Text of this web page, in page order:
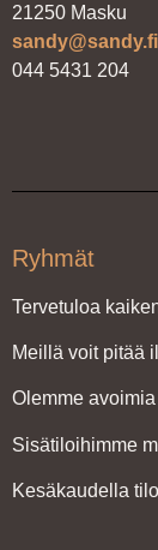
21250 Masku
sandy@sandy.fi
044 5431 204
Ryhmät
Tervetuloa
Meillä voit pitää
Olemme
Sisätiloihimme
Kesäkaudella